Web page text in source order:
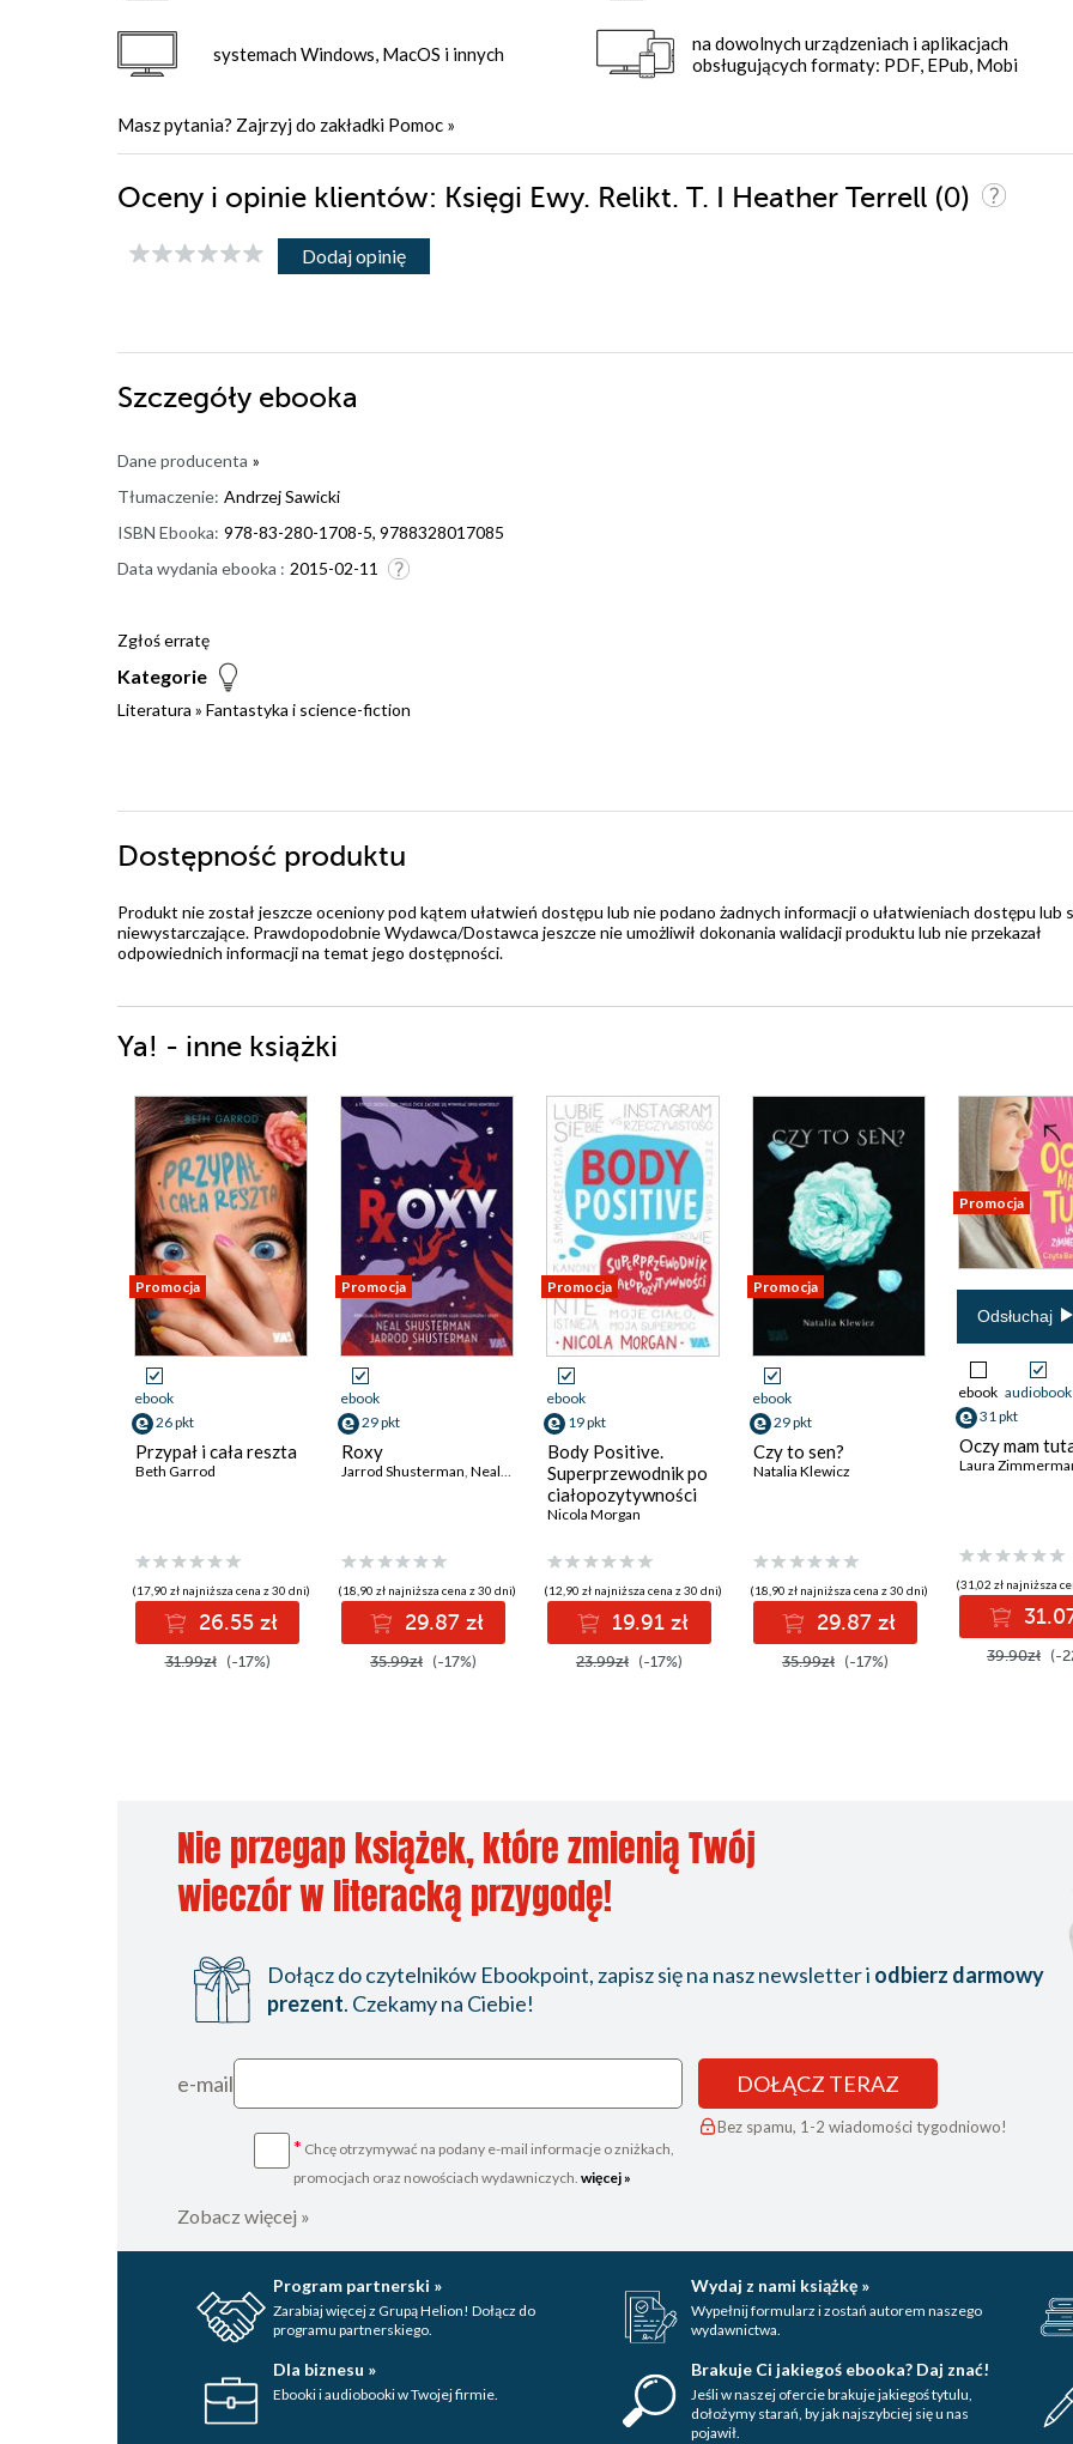
systemach Windows, MacOS i innych
na dowolnych urządzeniach i aplikacjach
obsługujących formaty: PDF, EPub, Mobi
Masz pytania? Zajrzyj do zakładki Pomoc »
Oceny i opinie klientów: Księgi Ewy. Relikt. T. I Heather Terrell (0)
Dodaj opinię
Szczegóły ebooka
Dane producenta »
Tłumaczenie: Andrzej Sawicki
ISBN Ebooka: 978-83-280-1708-5, 9788328017085
Data wydania ebooka : 2015-02-11
Zgłoś erratę
Kategorie
Literatura » Fantastyka i science-fiction
Dostępność produktu
Produkt nie został jeszcze oceniony pod kątem ułatwień dostępu lub nie podano żadnych informacji o ułatwieniach dostępu lub
niewystarczające. Prawdopodobnie Wydawca/Dostawca jeszcze nie umożliwił dokonania walidacji produktu lub nie przekazał
odpowiednich informacji na temat jego dostępności.
Ya! - inne książki
Promocja
ebook
26 pkt
Przypał i cała reszta
Beth Garrod
(17,90 zł najniższa cena z 30 dni)
26.55 zł
31.99zł (-17%)
Promocja
ebook
29 pkt
Roxy
Jarrod Shusterman, Neal Shusterman
(18,90 zł najniższa cena z 30 dni)
29.87 zł
35.99zł (-17%)
Promocja
ebook
19 pkt
Body Positive.
Superprzewodnik po
ciałopozytywności
Nicola Morgan
(12,90 zł najniższa cena z 30 dni)
19.91 zł
23.99zł (-17%)
Promocja
ebook
29 pkt
Czy to sen?
Natalia Klewicz
(18,90 zł najniższa cena z 30 dni)
29.87 zł
35.99zł (-17%)
Promocja
Odsłuchaj
ebook audiobook
31 pkt
Oczy mam
Laura
(31,02 zł najniższa
39.90zł (-
Nie przegap książek, które zmienią Twój
wieczór w literacką przygodę!
Dołącz do czytelników Ebookpoint, zapisz się na nasz newsletter i odbierz darmowy
prezent. Czekamy na Ciebie!
e-mail
* Chcę otrzymywać na podany e-mail informacje o zniżkach,
promocjach oraz nowościach wydawniczych. więcej »
DOŁĄCZ TERAZ
Bez spamu, 1-2 wiadomości tygodniowo!
Zobacz więcej »
Program partnerski »
Zarabiaj więcej z Grupą Helion! Dołącz do
programu partnerskiego.
Wydaj z nami książkę »
Wypełnij formularz i zostań autorem naszego
wydawnictwa.
Dla biznesu »
Ebooki i audiobooki w Twojej firmie.
Brakuje Ci jakiegoś ebooka? Daj znać!
Jeśli w naszej ofercie brakuje jakiegoś tytulu,
dołożymy starań, by jak najszybciej się u nas
pojawił.